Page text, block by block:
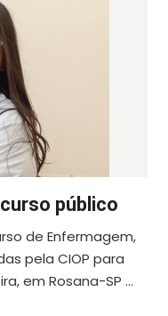
público
de Enfermagem,
pela CIOP para
em Rosana-SP ...